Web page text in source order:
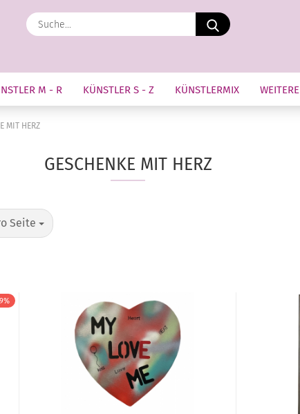
Suche...
M - R KÜNSTLER S - Z KÜNSTLERMIX WEITERE
MIT HERZ
GESCHENKE MIT HERZ
Seite